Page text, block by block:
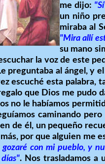
me dijo:
un niño
miraba al
"Mira allí
su mano
la voz de este
preguntaba al ángel, y
escuché esta
que Dios me pudo
no le habíamos
caminando
de él, un pequeño
por que alguien me
con mi pueblo, y
. Nos trasladamos a